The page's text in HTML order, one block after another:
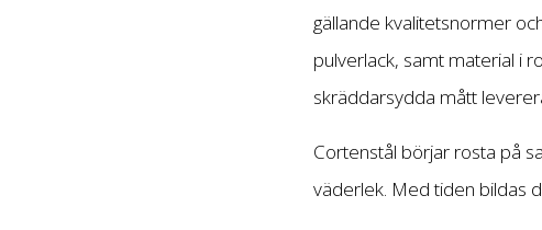
gällande kvalitetsnormer
pulverlack, samt material i
skräddarsydda mått
Cortenstål börjar rosta på
väderlek. Med tiden bildas